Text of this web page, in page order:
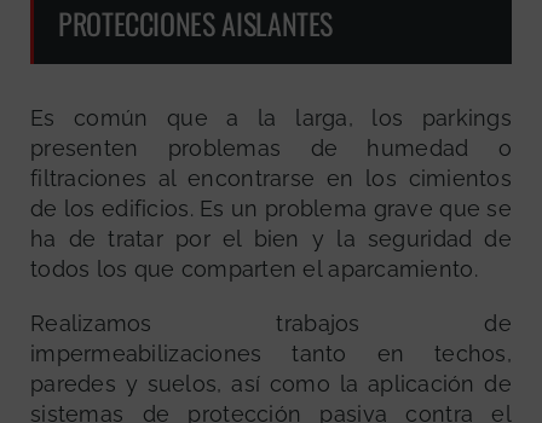
PROTECCIONES AISLANTES
Es común que a la larga, los parkings
presenten problemas de humedad o
filtraciones al encontrarse en los cimientos
de los edificios. Es un problema grave que se
ha de tratar por el bien y la seguridad de
todos los que comparten el aparcamiento.
Realizamos trabajos de
impermeabilizaciones tanto en techos,
paredes y suelos, así como la aplicación de
sistemas de protección pasiva contra el